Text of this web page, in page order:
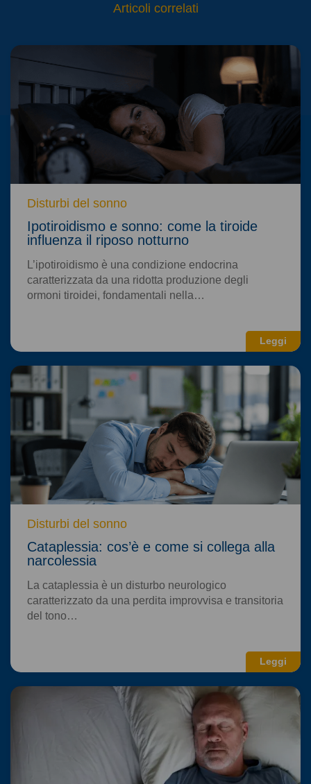
Articoli correlati
Leggi
Disturbi del sonno
Ipotiroidismo e sonno: come la tiroide
influenza il riposo notturno
L’ipotiroidismo è una condizione endocrina
caratterizzata da una ridotta produzione degli
ormoni tiroidei, fondamentali nella…
Leggi
Disturbi del sonno
Cataplessia: cos’è e come si collega alla
narcolessia
La cataplessia è un disturbo neurologico
caratterizzato da una perdita improvvisa e transitoria
del tono…